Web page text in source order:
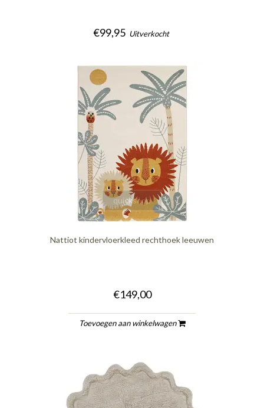
€99,95 Uitverkocht
quickshop
Nattiot kindervloerkleed rechthoek leeuwen
€149,00
Toevoegen aan winkelwagen